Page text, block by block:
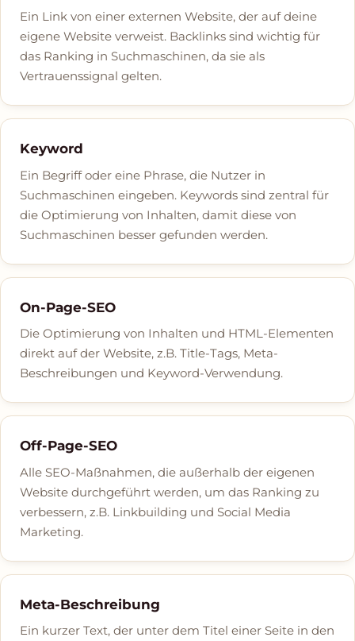
Ein Link von einer externen Website, der auf deine
eigene Website verweist. Backlinks sind wichtig für
das Ranking in Suchmaschinen, da sie als
Vertrauenssignal gelten.
Keyword
Ein Begriff oder eine Phrase, die Nutzer in
Suchmaschinen eingeben. Keywords sind zentral für
die Optimierung von Inhalten, damit diese von
Suchmaschinen besser gefunden werden.
On-Page-SEO
Die Optimierung von Inhalten und HTML-Elementen
direkt auf der Website, z.B. Title-Tags, Meta-
Beschreibungen und Keyword-Verwendung.
Off-Page-SEO
Alle SEO-Maßnahmen, die außerhalb der eigenen
Website durchgeführt werden, um das Ranking zu
verbessern, z.B. Linkbuilding und Social Media
Marketing.
Meta-Beschreibung
Ein kurzer Text, der unter dem Titel einer Seite in den